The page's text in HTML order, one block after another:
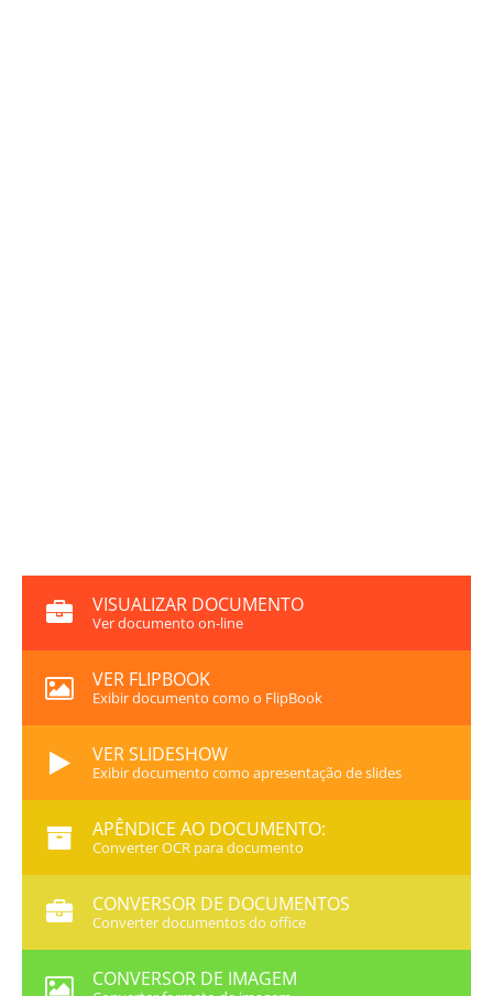
VISUALIZAR DOCUMENTO
Ver documento on-line
VER FLIPBOOK
Exibir documento como o FlipBook
VER SLIDESHOW
Exibir documento como apresentação de slides
APÊNDICE AO DOCUMENTO:
Converter OCR para documento
CONVERSOR DE DOCUMENTOS
Converter documentos do office
CONVERSOR DE IMAGEM